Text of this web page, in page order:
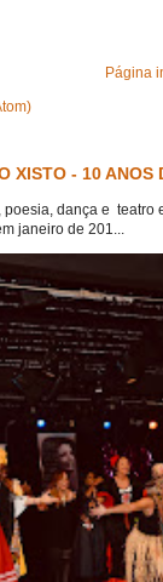
Página
XISTO - 10
poesia, dança e
janeiro de 201...